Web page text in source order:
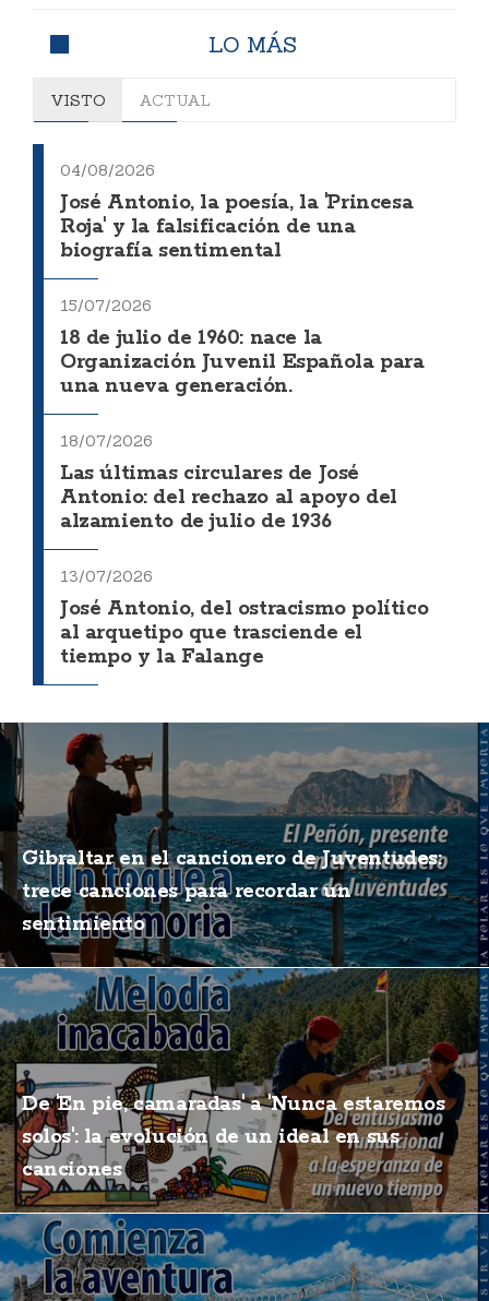
LO MÁS
VISTO ACTUAL
04/08/2026
José Antonio, la poesía, la 'Princesa
Roja' y la falsificación de una
biografía sentimental
15/07/2026
18 de julio de 1960: nace la
Organización Juvenil Española para
una nueva generación.
18/07/2026
Las últimas circulares de José
Antonio: del rechazo al apoyo del
alzamiento de julio de 1936
13/07/2026
José Antonio, del ostracismo político
al arquetipo que trasciende el
tiempo y la Falange
Gibraltar en el cancionero de Juventudes:
trece canciones para recordar un
sentimiento
De 'En pie, camaradas' a 'Nunca estaremos
solos': la evolución de un ideal en sus
canciones